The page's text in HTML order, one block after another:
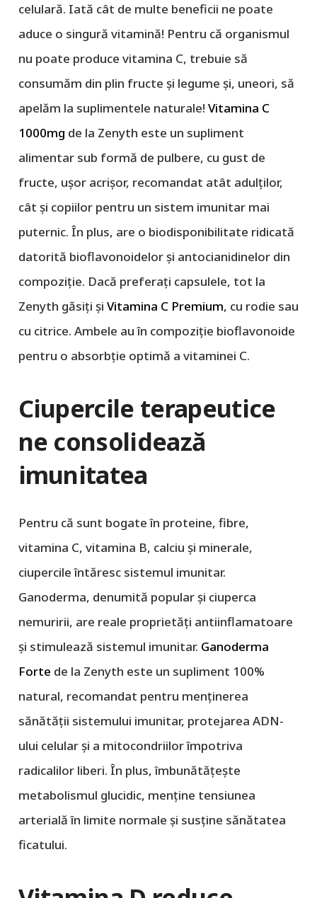
celulară. Iată cât de multe beneficii ne poate
aduce o singură vitamină! Pentru că organismul
nu poate produce vitamina C, trebuie să
consumăm din plin fructe și legume și, uneori, să
apelăm la suplimentele naturale! Vitamina C
1000mg de la Zenyth este un supliment
alimentar sub formă de pulbere, cu gust de
fructe, ușor acrișor, recomandat atât adulților,
cât și copiilor pentru un sistem imunitar mai
puternic. În plus, are o biodisponibilitate ridicată
datorită bioflavonoidelor și antocianidinelor din
compoziție. Dacă preferați capsulele, tot la
Zenyth găsiți și Vitamina C Premium, cu rodie sau
cu citrice. Ambele au în compoziție bioflavonoide
pentru o absorbție optimă a vitaminei C.
Ciupercile terapeutice
ne consolidează
imunitatea
Pentru că sunt bogate în proteine, fibre,
vitamina C, vitamina B, calciu și minerale,
ciupercile întăresc sistemul imunitar.
Ganoderma, denumită popular și ciuperca
nemuririi, are reale proprietăți antiinflamatoare
și stimulează sistemul imunitar. Ganoderma
Forte de la Zenyth este un supliment 100%
natural, recomandat pentru menținerea
sănătății sistemului imunitar, protejarea ADN-
ului celular și a mitocondriilor împotriva
radicalilor liberi. În plus, îmbunătățește
metabolismul glucidic, menține tensiunea
arterială în limite normale și susține sănătatea
ficatului.